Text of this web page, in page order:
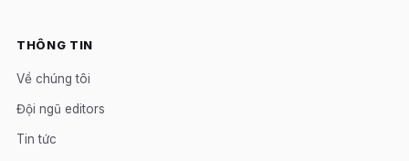
THÔNG TIN
Về chúng tôi
Đội ngũ editors
Tin tức